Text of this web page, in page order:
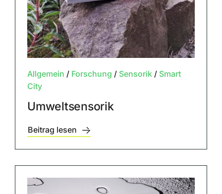
Allgemein / Forschung / Sensorik/ Smart
City
Umweltsensorik
Beitrag lesen